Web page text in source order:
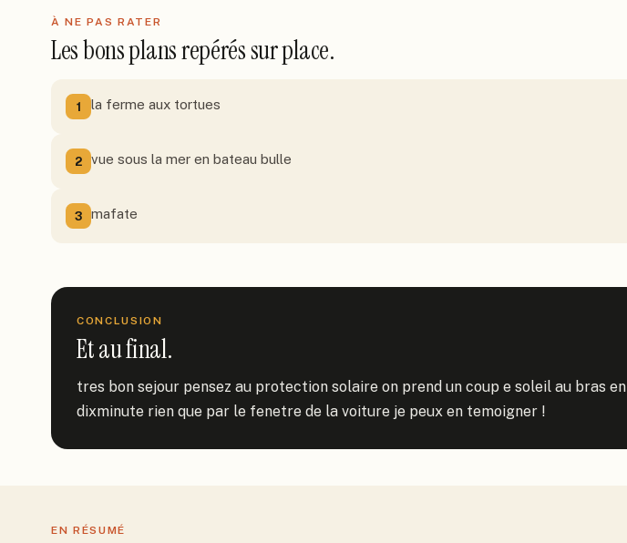
À NE PAS RATER
Les bons plans repérés sur place.
1 la ferme aux tortues
2 vue sous la mer en bateau bulle
3 mafate
CONCLUSION
Et au final.
tres bon sejour pensez au protection solaire on prend un coup e soleil au bras en
dixminute rien que par le fenetre de la voiture je peux en temoigner !
EN RÉSUMÉ